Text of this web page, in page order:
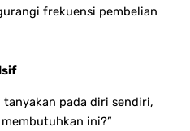
frekuensi pembelian
tanyakan pada diri sendiri,
ini?”